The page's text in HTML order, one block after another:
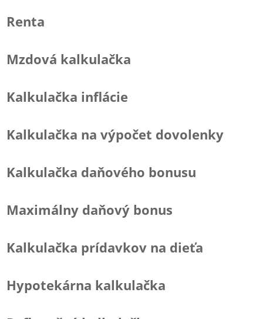
Renta
Mzdová kalkulačka
Kalkulačka inflácie
Kalkulačka na výpočet dovolenky
Kalkulačka daňového bonusu
Maximálny daňový bonus
Kalkulačka prídavkov na dieťa
Hypotekárna kalkulačka